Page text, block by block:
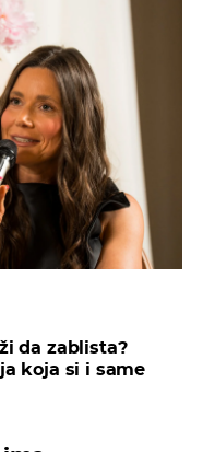
da zablista?
koja si i same